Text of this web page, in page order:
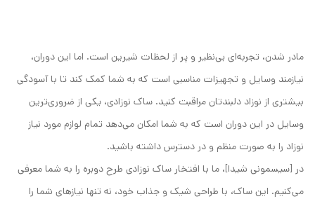
مادر شدن، تجربه‌ای بی‌نظیر و پر از لحظات شیرین است. اما این دوران،
نیازمند وسایل و تجهیزات مناسبی است که به شما کمک کند تا با آسودگی
بیشتری از نوزاد دلبندتان مراقبت کنید. ساک نوزادی، یکی از ضروری‌ترین
وسایل در این دوران است که به شما امکان می‌دهد تمام لوازم مورد نیاز
نوزاد را به صورت منظم و در دسترس داشته باشید.
در [سیسمونی شیدا]، ما با افتخار ساک نوزادی طرح دوبره را به شما معرفی
می‌کنیم. این ساک، با طراحی شیک و جذاب خود، نه تنها نیازهای شما را